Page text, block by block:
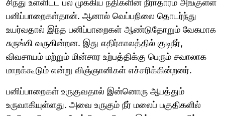
பனிப்பாறைகள்தான். ஆனால் வெப்பநிலை தொடர்ந்து
உயர்வதால் இந்த பனிப்பாறைகள் ஆண்டுதோறும் வேகமாக
சுருங்கி வருகின்றன. இது எதிர்காலத்தில் குடிநீர்,
விவசாயம் மற்றும் மின்சார உற்பத்திக்கு பெரும் சவாலாக
மாறக்கூடும் என்று விஞ்ஞானிகள் எச்சரிக்கின்றனர்.
பனிப்பாறைகள் உருகுவதால் இன்னொரு ஆபத்தும்
உருவாகியுள்ளது. அவை உருகும் நீர் மலைப் பகுதிகளில்